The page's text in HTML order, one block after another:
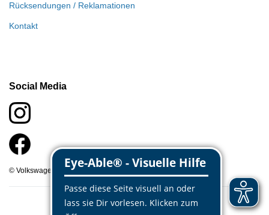
Rücksendungen / Reklamationen
Kontakt
Social Media
© Volkswagen Classic Parts 2026